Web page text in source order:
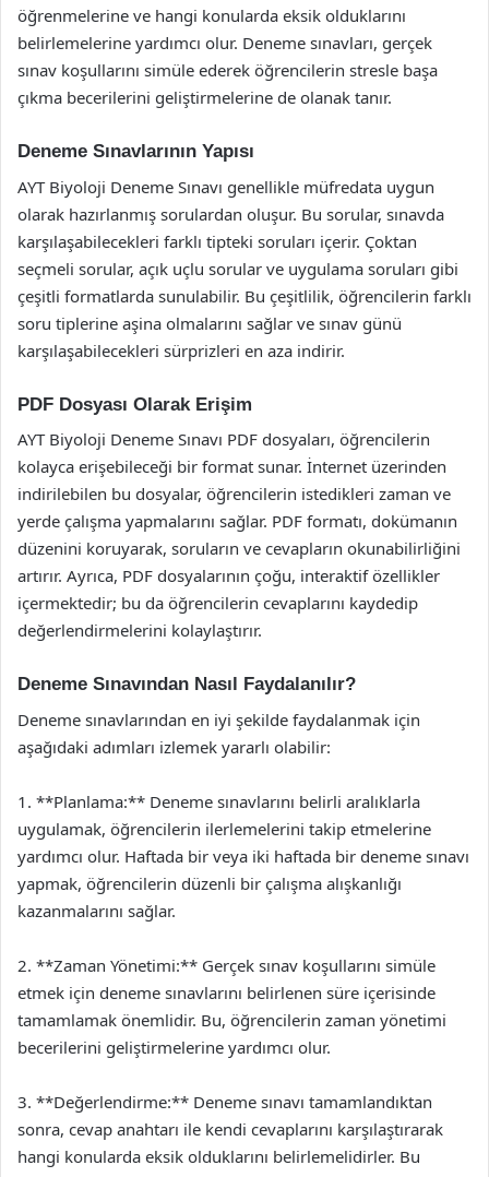
öğrenmelerine ve hangi konularda eksik olduklarını
belirlemelerine yardımcı olur. Deneme sınavları, gerçek
sınav koşullarını simüle ederek öğrencilerin stresle başa
çıkma becerilerini geliştirmelerine de olanak tanır.
Deneme Sınavlarının Yapısı
AYT Biyoloji Deneme Sınavı genellikle müfredata uygun
olarak hazırlanmış sorulardan oluşur. Bu sorular, sınavda
karşılaşabilecekleri farklı tipteki soruları içerir. Çoktan
seçmeli sorular, açık uçlu sorular ve uygulama soruları gibi
çeşitli formatlarda sunulabilir. Bu çeşitlilik, öğrencilerin farklı
soru tiplerine aşina olmalarını sağlar ve sınav günü
karşılaşabilecekleri sürprizleri en aza indirir.
PDF Dosyası Olarak Erişim
AYT Biyoloji Deneme Sınavı PDF dosyaları, öğrencilerin
kolayca erişebileceği bir format sunar. İnternet üzerinden
indirilebilen bu dosyalar, öğrencilerin istedikleri zaman ve
yerde çalışma yapmalarını sağlar. PDF formatı, dokümanın
düzenini koruyarak, soruların ve cevapların okunabilirliğini
artırır. Ayrıca, PDF dosyalarının çoğu, interaktif özellikler
içermektedir; bu da öğrencilerin cevaplarını kaydedip
değerlendirmelerini kolaylaştırır.
Deneme Sınavından Nasıl Faydalanılır?
Deneme sınavlarından en iyi şekilde faydalanmak için
aşağıdaki adımları izlemek yararlı olabilir:
1. **Planlama:** Deneme sınavlarını belirli aralıklarla
uygulamak, öğrencilerin ilerlemelerini takip etmelerine
yardımcı olur. Haftada bir veya iki haftada bir deneme sınavı
yapmak, öğrencilerin düzenli bir çalışma alışkanlığı
kazanmalarını sağlar.
2. **Zaman Yönetimi:** Gerçek sınav koşullarını simüle
etmek için deneme sınavlarını belirlenen süre içerisinde
tamamlamak önemlidir. Bu, öğrencilerin zaman yönetimi
becerilerini geliştirmelerine yardımcı olur.
3. **Değerlendirme:** Deneme sınavı tamamlandıktan
sonra, cevap anahtarı ile kendi cevaplarını karşılaştırarak
hangi konularda eksik olduklarını belirlemelidirler. Bu